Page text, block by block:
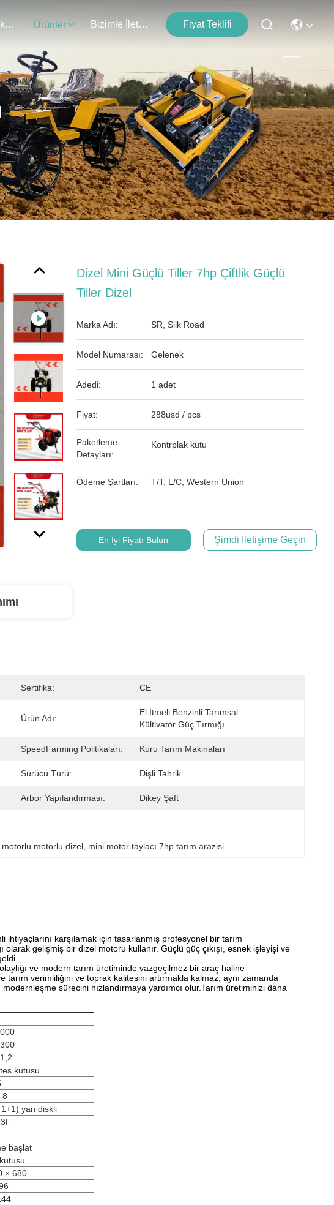
Bizim Hakkımızda Ürünler Bizimle İletişim Fiyat Teklifi
Dizel Mini Güçlü Tiller 7hp Çiftlik Güçlü
Tiller Dizel
Marka Adı: SR, Silk Road
Model Numarası: Gelenek
Adedi: 1 adet
Fiyat: 288usd / pcs
Paketleme
Detayları:
Kontrplak kutu
Ödeme Şartları: T/T, L/C, Western Union
En İyi Fiyatı Bulun Şimdi Iletişime Geçin
Sertifika: CE
Ürün Adı:
El İtmeli Benzinli Tarımsal
Kültivatör Güç Tırmığı
SpeedFarming Politikaları: Kuru Tarım Makinaları
Sürücü Türü: Dişli Tahrik
Arbor Yapılandırması: Dikey Şaft
motorlu dizel mini motor taylacı 7hp tarım arazisi
karşılamak için tasarlanmış profesyonel bir tarım
gelişmiş bir dizel motoru kullanır. Güçlü güç çıkışı, esnek işleyişi ve
ve modern tarım üretiminde vazgeçilmez bir araç haline
verimliliğini ve toprak kalitesini artırmakla kalmaz, aynı zamanda
sürecini hızlandırmaya yardımcı olur.Tarım üretiminizi daha
kutusu
8
yan diskli
başlat
× 680